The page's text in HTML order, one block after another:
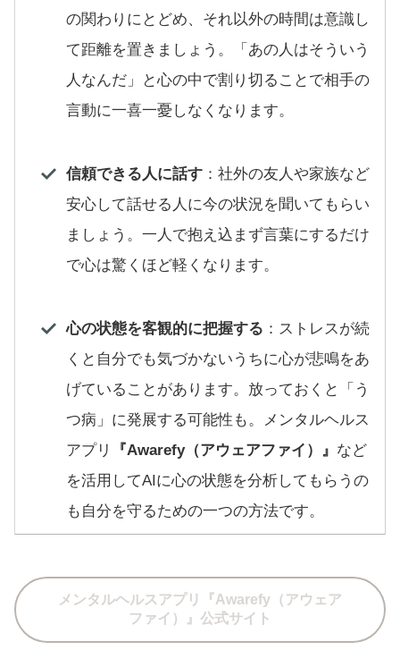
の関わりにとどめ、それ以外の時間は意識し
て距離を置きましょう。「あの人はそういう
人なんだ」と心の中で割り切ることで相手の
言動に一喜一憂しなくなります。
信頼できる人に話す：社外の友人や家族など
安心して話せる人に今の状況を聞いてもらい
ましょう。一人で抱え込まず言葉にするだけ
で心は驚くほど軽くなります。
心の状態を客観的に把握する ：ストレスが続
くと自分でも気づかないうちに心が悲鳴をあ
げていることがあります。放っておくと「う
つ病」に発展する可能性も。メンタルヘルス
アプリ
『Awarefy（アウェアファイ）』 など
を活用してAIに心の状態を分析してもらうの
も自分を守るための一つの方法です。
メンタルヘルスアプリ『Awarefy（アウェア
ファイ）』公式サイト